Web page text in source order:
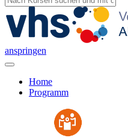
anspringen
Home
Programm